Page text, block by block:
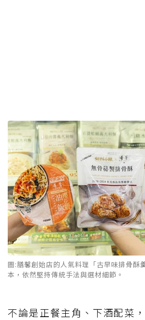
圖:膳馨創始店的人氣料理「古早味排骨酥
本，依然堅持傳統手法與選材細節。
不論是正餐主角、下酒配菜